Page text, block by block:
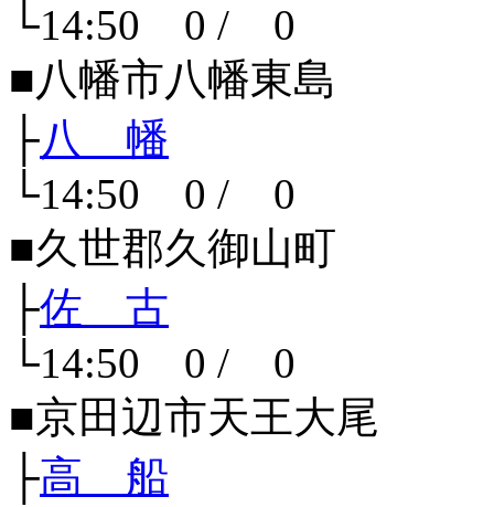
└14:50 0 / 0
■八幡市八幡東島
├八 幡
└14:50 0 / 0
■久世郡久御山町
├佐 古
└14:50 0 / 0
■京田辺市天王大尾
├高 船